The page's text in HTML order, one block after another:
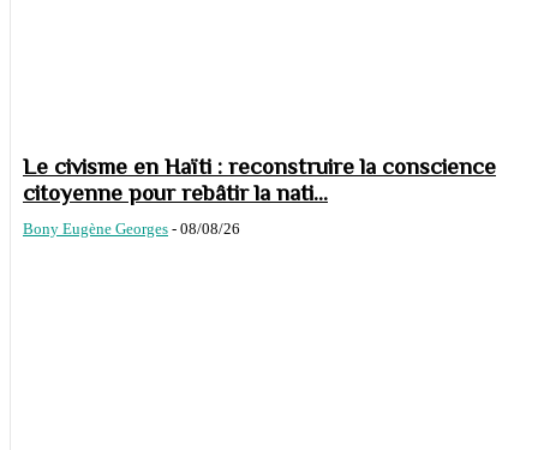
Le civisme en Haïti : reconstruire la conscience
citoyenne pour rebâtir la nati...
Bony Eugène Georges - 08/08/26